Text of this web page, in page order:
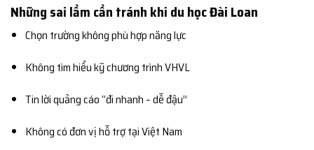
Những sai lầm cần tránh khi du học Đài Loan
Chọn trường không phù hợp năng lực
Không tìm hiểu kỹ chương trình VHVL
Tin lời quảng cáo “đi nhanh – dễ đậu”
Không có đơn vị hỗ trợ tại Việt Nam